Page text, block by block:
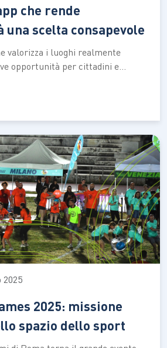
che rende
una scelta consapevole
valorizza i luoghi realmente
opportunità per cittadini e
più di un’applicazione
culturale, un ecosistema di
inclusiva, trasparente e certificata.
2022…
2025
2025: missione
spazio dello sport